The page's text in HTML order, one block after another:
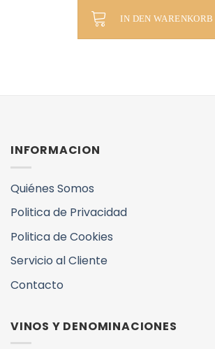
IN DEN WARENKORB
INFORMACION
Quiénes Somos
Politica de Privacidad
Politica de Cookies
Servicio al Cliente
Contacto
VINOS Y DENOMINACIONES